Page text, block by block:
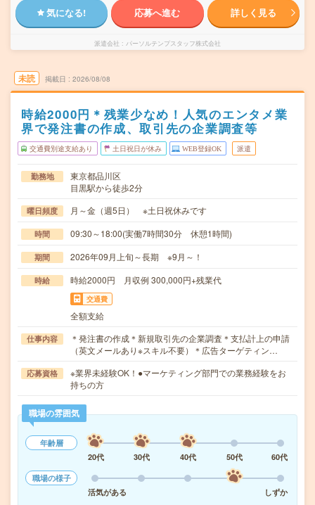
気になる! 応募へ進む 詳しく見る
派遣会社 パーソルテンプスタッフ株式会社
未読 掲載日 2026/08/08
時給2000円＊残業少なめ！人気のエンタメ業
界で発注書の作成、取引先の企業調査等
交通費別途支給あり 土日祝日が休み WEB登録OK 派遣
勤務地
東京都品川区
目黒駅から徒歩2分
曜日頻度 月～金（週5日） ※土日祝休みです
時間 09:30～18:00(実働7時間30分 休憩1時間)
期間 2026年09月上旬～長期 ※9月～！
時給 時給2000円 月収例 300,000円+残業代
交通費
全額支給
仕事内容
＊発注書の作成＊新規取引先の企業調査＊支払計上の申請
（英文メールあり※スキル不要）＊広告ターゲティン…
応募資格
※業界未経験OK！●マーケティング部門での業務経験をお
持ちの方
職場の雰囲気
年齢層
20代
30代 40代 50代
60代
職場の様子
活気がある
しずか